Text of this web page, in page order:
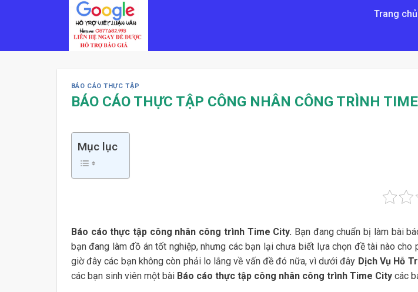
Trang chủ
BÁO CÁO THỰC TẬP
BÁO CÁO THỰC TẬP CÔNG NHÂN CÔNG TRÌNH
Mục lục
Báo cáo thực tập công nhân công trình Time City. Bạn đang chuẩn bị làm bài
bạn đang làm đồ án tốt nghiệp, nhưng các bạn lại chưa biết lựa chọn đề tài nào cho
giờ đây các bạn không còn phải lo lắng về vấn đề đó nữa, vì dưới đây Dịch Vụ Hỗ
các bạn sinh viên một bàiBáo cáo thực tập công nhân công trình Time City các